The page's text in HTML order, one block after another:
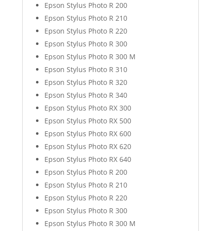
Epson Stylus Photo R 200
Epson Stylus Photo R 210
Epson Stylus Photo R 220
Epson Stylus Photo R 300
Epson Stylus Photo R 300 M
Epson Stylus Photo R 310
Epson Stylus Photo R 320
Epson Stylus Photo R 340
Epson Stylus Photo RX 300
Epson Stylus Photo RX 500
Epson Stylus Photo RX 600
Epson Stylus Photo RX 620
Epson Stylus Photo RX 640
Epson Stylus Photo R 200
Epson Stylus Photo R 210
Epson Stylus Photo R 220
Epson Stylus Photo R 300
Epson Stylus Photo R 300 M